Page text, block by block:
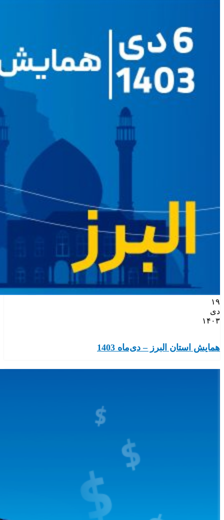
۱۹
دی
۱۴۰۳
همایش استان البرز – دی‌ماه 1403